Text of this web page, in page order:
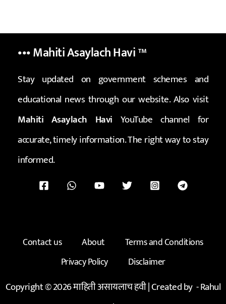
••• Mahiti Asaylach Havi™
Stay updated on government schemes and
educational news through our website. Also visit
Mahiti Asaylach Havi YouTube channel for
accurate, timely information. The right way to stay
informed.
Contact us About
Terms and Conditions
Privacy Policy
Disclaimer
Copyright © 2026 माहिती असायलाच हवी | Created by -Rahul